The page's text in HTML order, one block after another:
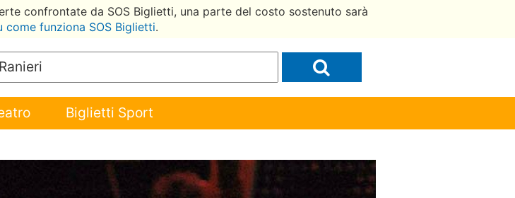
confrontate da SOS Biglietti, una parte del costo sostenuto sarà
come funziona SOS Biglietti.
Biglietti Sport